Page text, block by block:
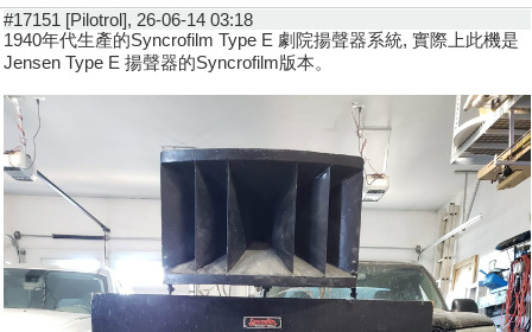
#17151 [Pilotrol], 26-06-14 03:18
1940年代生產的Syncrofilm Type E 劇院揚聲器系統, 實際上此機是
Jensen Type E 揚聲器的Syncrofilm版本。